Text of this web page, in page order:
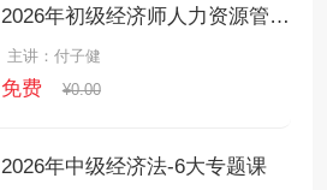
2026年初级经济师人力资源管理-教材精讲课
主讲：付子健
免费 ¥0.00
2026年中级经济法-6大专题课